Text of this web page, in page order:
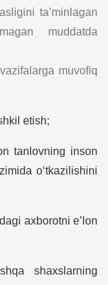
ta’minlagan
muddatda
muvofiq
etish;
tanlovning inson
o‘tkazilishini
axborotni e’lon
shaxslarning